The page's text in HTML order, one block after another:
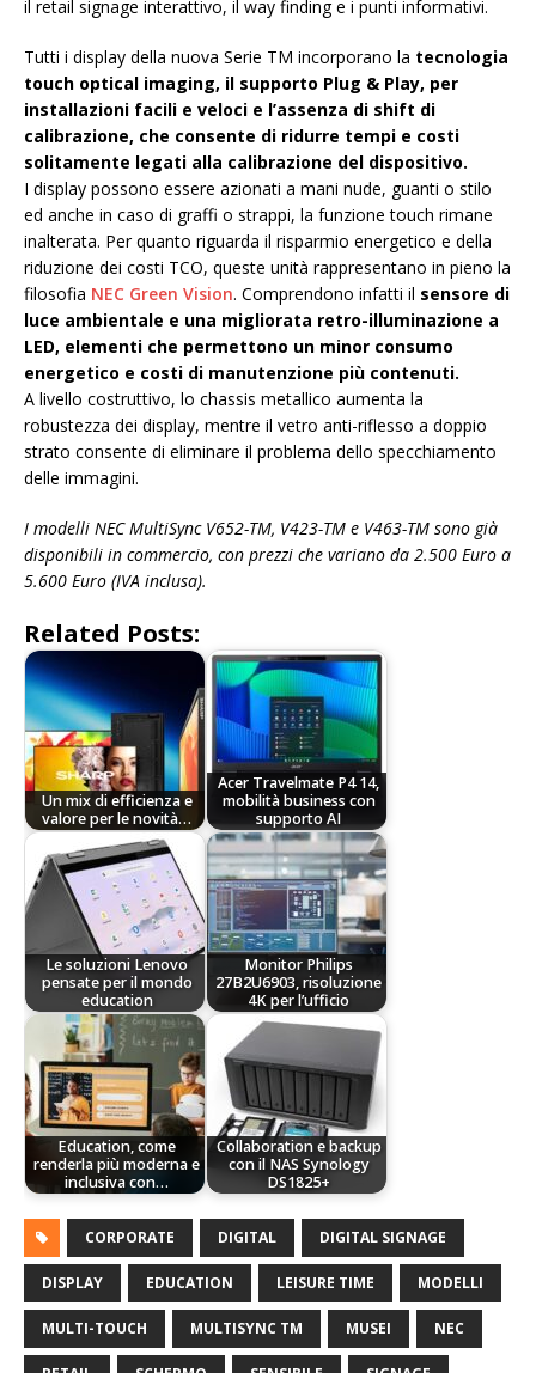
il retail signage interattivo, il way finding e i punti informativi.
Tutti i display della nuova Serie TM incorporano la tecnologia
touch optical imaging, il supporto Plug & Play, per
installazioni facili e veloci e l’assenza di shift di
calibrazione, che consente di ridurre tempi e costi
solitamente legati alla calibrazione del dispositivo.
I display possono essere azionati a mani nude, guanti o stilo
ed anche in caso di graffi o strappi, la funzione touch rimane
inalterata. Per quanto riguarda il risparmio energetico e della
riduzione dei costi TCO, queste unità rappresentano in pieno la
filosofia NEC Green Vision. Comprendono infatti il sensore di
luce ambientale e una migliorata retro-illuminazione a
LED, elementi che permettono un minor consumo
energetico e costi di manutenzione più contenuti.
A livello costruttivo, lo chassis metallico aumenta la
robustezza dei display, mentre il vetro anti-riflesso a doppio
strato consente di eliminare il problema dello specchiamento
delle immagini.
I modelli NEC MultiSync V652-TM, V423-TM e V463-TM sono già
disponibili in commercio, con prezzi che variano da 2.500 Euro a
5.600 Euro (IVA inclusa).
Related Posts:
Un mix di efficienza e
valore per le novità…
Acer Travelmate P4 14,
mobilità business con
supporto AI
Le soluzioni Lenovo
pensate per il mondo
education
Monitor Philips
27B2U6903, risoluzione
4K per l’ufficio
Education, come
renderla più moderna e
inclusiva con…
Collaboration e backup
con il NAS Synology
DS1825+
CORPORATE DIGITAL DIGITAL SIGNAGE
DISPLAY EDUCATION LEISURE TIME MODELLI
MULTI-TOUCH MULTISYNC TM MUSEI NEC